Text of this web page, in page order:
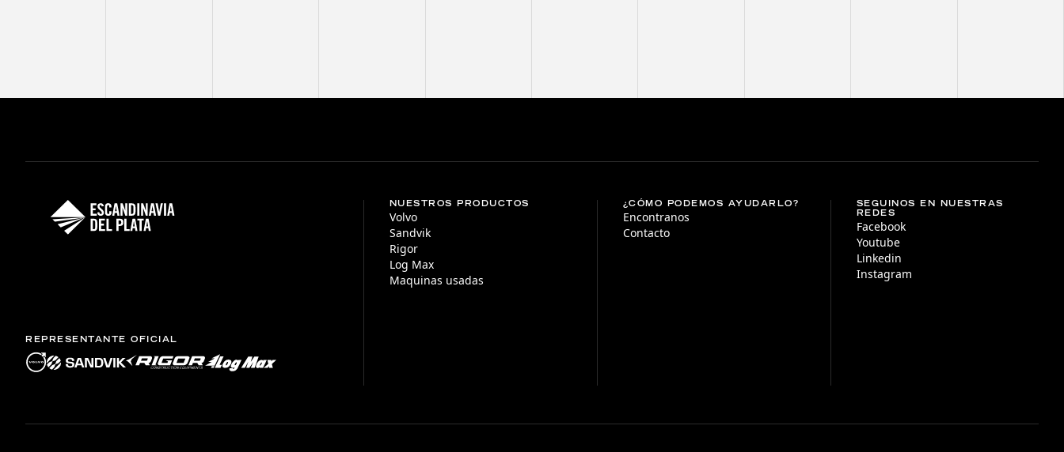
REPRESENTANTE OFICIAL
NUESTROS PRODUCTOS
Volvo
Sandvik
Rigor
Log Max
Maquinas usadas
¿CÓMO PODEMOS AYUDARLO?
Encontranos
Contacto
SEGUINOS EN NUESTRAS
REDES
Facebook
Youtube
Linkedin
Instagram